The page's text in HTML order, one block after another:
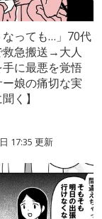
なっても…」70代
救急搬送→大人
に最悪を覚悟
娘の痛切な実
く】
17:35 更新